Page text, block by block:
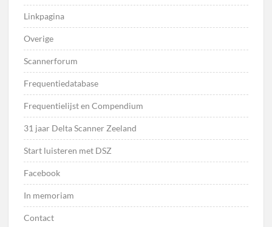
Linkpagina
Overige
Scannerforum
Frequentiedatabase
Frequentielijst en Compendium
31 jaar Delta Scanner Zeeland
Start luisteren met DSZ
Facebook
In memoriam
Contact